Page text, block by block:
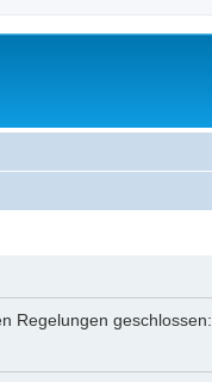
Regelungen geschlossen: